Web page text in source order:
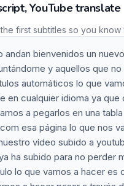
YouTube translate
first subtitles so you
andan bienvenidos un
y aquellos que
automáticos lo que
en cualquier idioma ya
a pegarlos en una
esa página lo que nos
vídeo subido a
ha subido para no perder
lo que vamos a hacer